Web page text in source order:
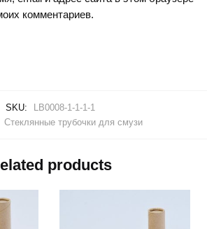
комментариев.
SKU:
LB0008-1-1-1-1
Стеклянные трубочки для смузи
products